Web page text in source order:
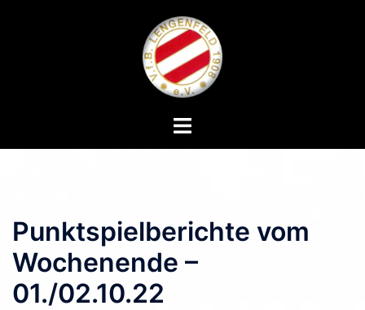
Menü
Punktspielberichte vom
Wochenende –
01./02.10.22